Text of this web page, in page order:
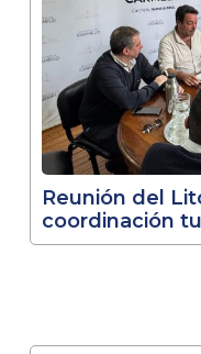
Reunión del
coordinación